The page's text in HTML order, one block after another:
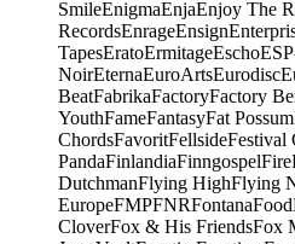
SmileEnigmaEnjaEnjoy The
RecordsEnrageEnsign
TapesEratoErmitageEscho
NoirEternaEuroArtsEurodisc
BeatFabrikaFactoryFactory
YouthFameFantasyFat Possum
ChordsFavoritFellsideFestival
PandaFinlandiaFinngospelFire
DutchmanFlying HighFlying
EuropeFMPFNRFontanaFood
CloverFox & His FriendsFox